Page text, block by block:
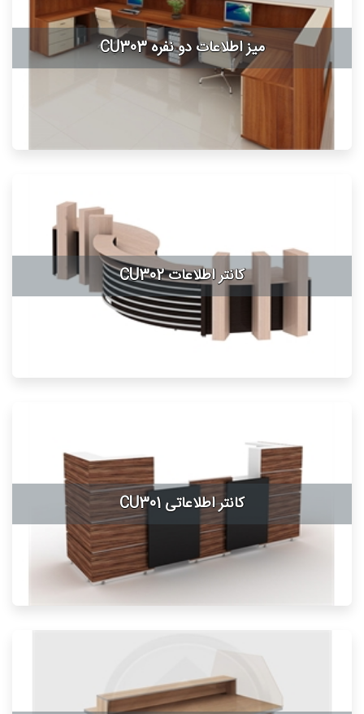
میز اطلاعات دو نفره CU303
کانتر اطلاعات CU302
کانتر اطلاعاتی CU301